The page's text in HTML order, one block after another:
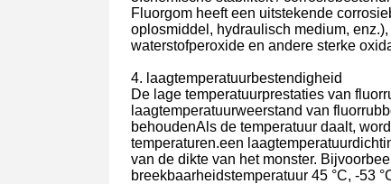
Fluorgom heeft een uitstekende
oplosmiddel, hydraulisch medium,
waterstofperoxide en andere sterke
4. laagtemperatuurbestendigheid
De lage temperatuurprestaties van
laagtemperatuurweerstand van
behoudenAls de temperatuur daalt,
temperaturen.een
van de dikte van het monster.
breekbaarheidstemperatuur 45 °C, -53